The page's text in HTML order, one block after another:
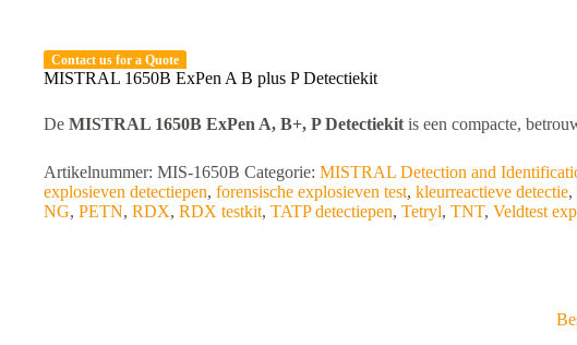
Contact us for a Quote
MISTRAL 1650B ExPen A B plus P Detectiekit
De MISTRAL 1650B ExPen A, B+, P Detectiekit is een compacte,
Artikelnummer: MIS-1650B Categorie: MISTRAL Detection and
explosieven detectiepen, forensische explosieven test, kleurreactieve detectie,
NG, PETN, RDX, RDX testkit, TATP detectiepen, Tetryl, TNT, Veldtest